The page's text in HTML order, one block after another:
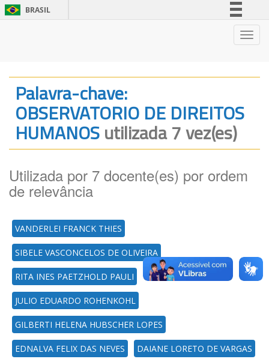
BRASIL
Canais
Palavra-chave:
OBSERVATORIO DE DIREITOS
HUMANOSutilizada 7 vez(es)
Utilizada por 7 docente(es) por ordem
de relevância
VANDERLEI FRANCK THIES
SIBELE VASCONCELOS DE OLIVEIRA
RITA INES PAETZHOLD PAULI
JULIO EDUARDO ROHENKOHL
GILBERTI HELENA HUBSCHER LOPES
EDNALVA FELIX DAS NEVES DAIANE LORETO DE VARGAS